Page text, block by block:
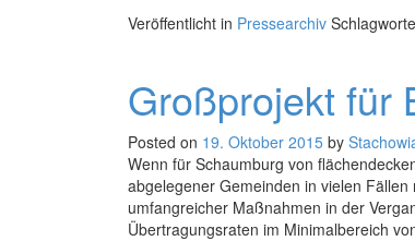
Veröffentlicht in Pressearchiv Schlagworte
Großprojekt für
Posted on 19. Oktober 2015 by
Wenn für Schaumburg von
abgelegener Gemeinden in vielen
umfangreicher Maßnahmen in der
Übertragungsraten im Minimalbereich